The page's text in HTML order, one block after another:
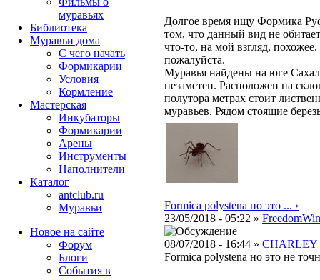
Долгое время ищу Формика
том, что данный вид не
что-то, на мой взгляд,
пожалуйста.
Муравья найдены на юге
незаметен. Расположен на
полутора метрах стоит
муравьев. Рядом стоящие
Formica polystena но это ... ›
23/05/2018 - 05:22 »
08/07/2018 - 16:44 » CHARLEY
Formica polystena но это не
муравьях
Библиотека
Муравьи дома
С чего начать
Формикарии
Условия
Кормление
Мастерская
Инкубаторы
Формикарии
Арены
Инструменты
Наполнители
Каталог
antclub.ru
Муравьи
Новое на сайте
Форум
Блоги
События в